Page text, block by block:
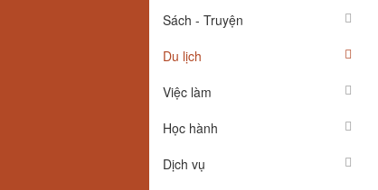
Sách - Truyện
Du lịch
Việc làm
Học hành
Dịch vụ